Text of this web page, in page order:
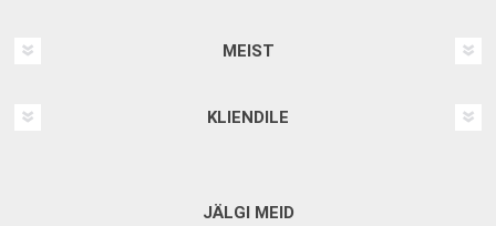
MEIST
KLIENDILE
JÄLGI MEID